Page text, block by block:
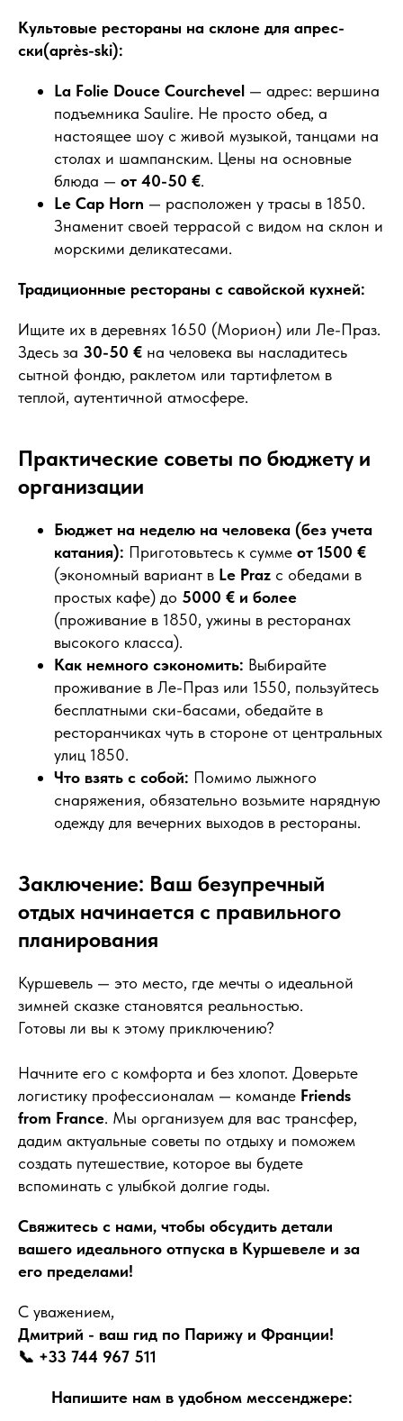
Культовые рестораны на склоне для апрес-
ски(après-ski):
La Folie Douce Courchevel — адрес: вершина
подъемника Saulire. Не просто обед, а
настоящее шоу с живой музыкой, танцами на
столах и шампанским. Цены на основные
блюда — от 40-50 €.
Le Cap Horn — расположен у трасы в 1850.
Знаменит своей террасой с видом на склон и
морскими деликатесами.
Традиционные рестораны с савойской кухней:
Ищите их в деревнях 1650 (Морион) или Ле-Праз.
Здесь за 30-50 € на человека вы насладитесь
сытной фондю, раклетом или тартифлетом в
теплой, аутентичной атмосфере.
Практические советы по бюджету и
организации
Бюджет на неделю на человека (без учета
катания): Приготовьтесь к сумме от 1500 €
(экономный вариант в Le Praz с обедами в
простых кафе) до 5000 € и более
(проживание в 1850, ужины в ресторанах
высокого класса).
Как немного сэкономить: Выбирайте
проживание в Ле-Праз или 1550, пользуйтесь
бесплатными ски-басами, обедайте в
ресторанчиках чуть в стороне от центральных
улиц 1850.
Что взять с собой: Помимо лыжного
снаряжения, обязательно возьмите нарядную
одежду для вечерних выходов в рестораны.
Заключение: Ваш безупречный
отдых начинается с правильного
планирования
Куршевель — это место, где мечты о идеальной
зимней сказке становятся реальностью.
Готовы ли вы к этому приключению?
Начните его с комфорта и без хлопот. Доверьте
логистику профессионалам — команде Friends
from France. Мы организуем для вас трансфер,
дадим актуальные советы по отдыху и поможем
создать путешествие, которое вы будете
вспоминать с улыбкой долгие годы.
Свяжитесь с нами, чтобы обсудить детали
вашего идеального отпуска в Куршевеле и за
его пределами!
С уважением,
Дмитрий - ваш гид по Парижу и Франции!
📞 +33 744 967 511
Напишите нам в удобном мессенджере: